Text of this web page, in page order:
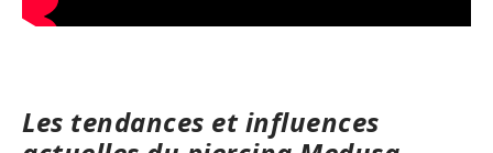
Les tendances et influences